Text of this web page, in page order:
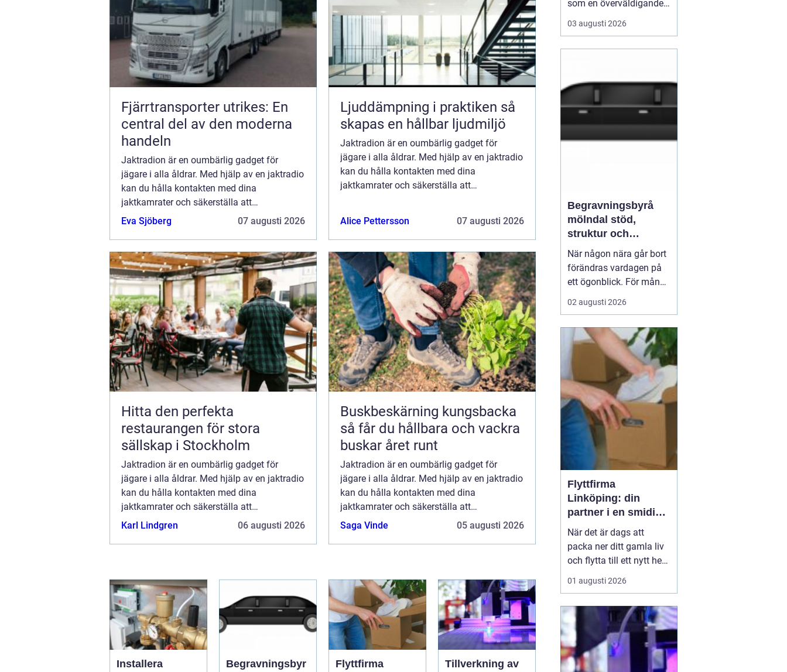
Fjärrtransporter utrikes: En
central del av den moderna
handeln
Jaktradion är en oumbärlig gadget för
jägare i alla åldrar. Med hjälp av en jaktradio
kan du hålla kontakten med dina
jaktkamrater och säkerställa att
jaktrutinerna går smidigt. Jaktradion är ...
Eva Sjöberg 07 augusti 2026
Ljuddämpning i praktiken så
skapas en hållbar ljudmiljö
Jaktradion är en oumbärlig gadget för
jägare i alla åldrar. Med hjälp av en jaktradio
kan du hålla kontakten med dina
jaktkamrater och säkerställa att
Alice Pettersson
07 augusti 2026
Hitta den perfekta
restaurangen för stora
sällskap i Stockholm
Jaktradion är en oumbärlig gadget för
jägare i alla åldrar. Med hjälp av en jaktradio
kan du hålla kontakten med dina
jaktkamrater och säkerställa att
jaktrutinerna går smidigt. Jaktradion är ...
Karl Lindgren 06 augusti 2026
Buskbeskärning kungsbacka
så får du hållbara och vackra
buskar året runt
Jaktradion är en oumbärlig gadget för
jägare i alla åldrar. Med hjälp av en jaktradio
kan du hålla kontakten med dina
jaktkamrater och säkerställa att
jaktrutinerna går smidigt. Jaktradion är ...
Saga Vinde 05 augusti 2026
Installera
Begravningsbyr
Flyttfirma
Tillverkning av
som en överväldigande
uppgift, speciellt om
man bor i ett så unikt
robusta miljö är det
viktigt att v&...
03 augusti 2026
Begravningsbyrå
mölndal stöd,
struktur och
omtanke i en svår
tid
När någon nära går bort
förändras vardagen på
ett ögonblick. För många
i Mölndal blir första
frågan: var börjar man?
Mölndal hjälpertill att ta
hand om både d...
02 augusti 2026
Flyttfirma
Linköping: din
partner i en smidig
flytt
När det är dags att
packa ner ditt gamla liv
och flytta till ett nytt hem
kan det vara
överväldigande att tänka
göras. Att anlita en
professionell flyttfirma
kan vara det bästa
beslute...
01 augusti 2026